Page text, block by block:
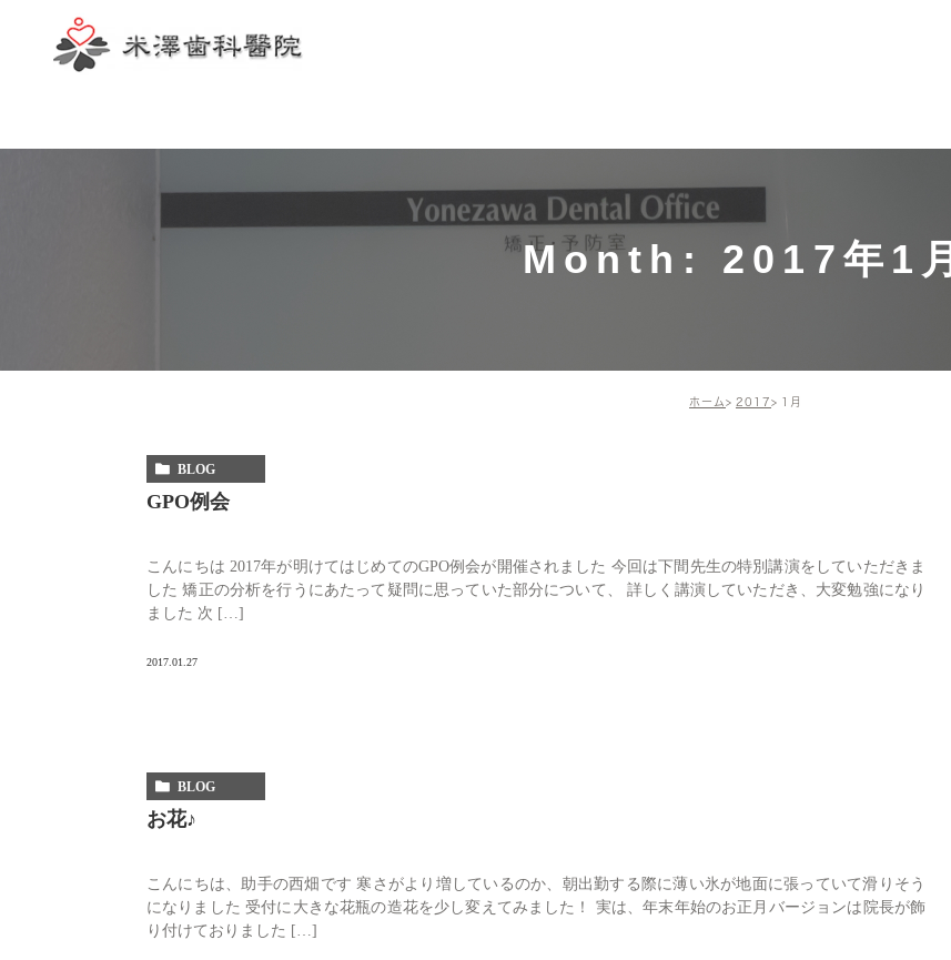
一般歯科（保険診
症例
Month: 2017年1月
ホーム 2017 1月
BLOG
GPO例会
こんにちは 2017年が明けてはじめてのGPO例会が開催されました 今回は下間先生の特別講演をしていただきま
した 矯正の分析を行うにあたって疑問に思っていた部分について、 詳しく講演していただき、大変勉強になり
ました 次 […]
2017.01.27
BLOG
お花♪
こんにちは、助手の西畑です 寒さがより増しているのか、朝出勤する際に薄い氷が地面に張っていて滑りそう
になりました 受付に大きな花瓶の造花を少し変えてみました！ 実は、年末年始のお正月バージョンは院長が飾
り付けておりました […]